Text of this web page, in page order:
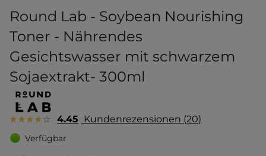
Round Lab - Soybean Nourishing
Toner - Nährendes
Gesichtswasser mit schwarzem
Sojaextrakt- 300ml
4.45 Kundenrezensionen 20
Verfügbar